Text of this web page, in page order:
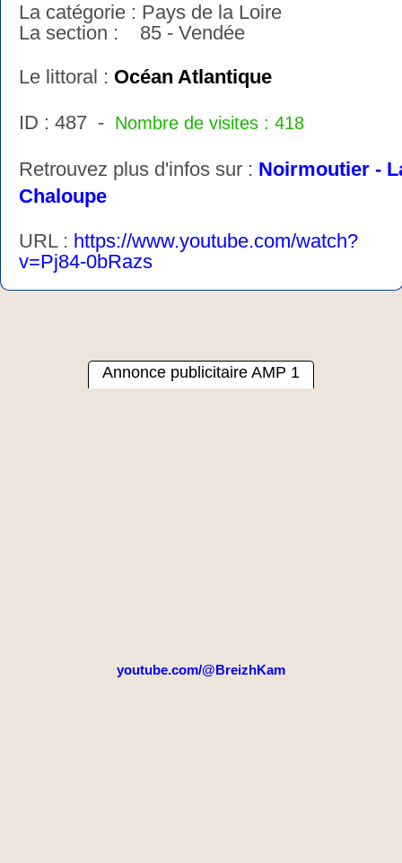
La catégorie : Pays de la Loire
La section : 85 - Vendée
Le littoral : Océan Atlantique
ID : 487 - Nombre de visites : 418
Retrouvez plus d'infos sur : Noirmoutier -
Chaloupe
URL : https://www.youtube.com/watch?
v=Pj84-0bRazs
Annonce publicitaire AMP 1
youtube.com/@BreizhKam